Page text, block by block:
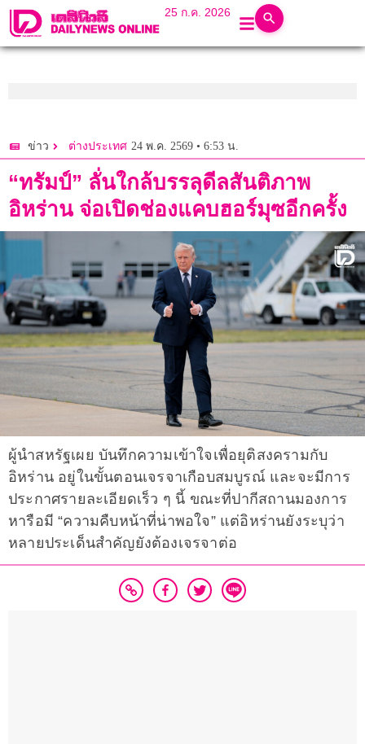
25 ก.ค. 2026
ข่าว ต่างประเทศ 24 พ.ค. 2569 • 6:53 น.
“ทรัมป์” ลั่นใกล้บรรลุดีลสันติภาพ
อิหร่าน จ่อเปิดช่องแคบฮอร์มุซอีกครั้ง
ผู้นำสหรัฐเผย บันทึกความเข้าใจเพื่อยุติสงครามกับ
อิหร่าน อยู่ในขั้นตอนเจรจาเกือบสมบูรณ์ และจะมีการ
ประกาศรายละเอียดเร็ว ๆ นี้ ขณะที่ปากีสถานมองการ
หารือมี “ความคืบหน้าที่น่าพอใจ” แต่อิหร่านยังระบุว่า
หลายประเด็นสำคัญยังต้องเจรจาต่อ